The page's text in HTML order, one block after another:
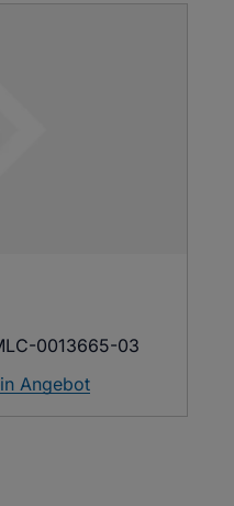
0013665-03
Angebot